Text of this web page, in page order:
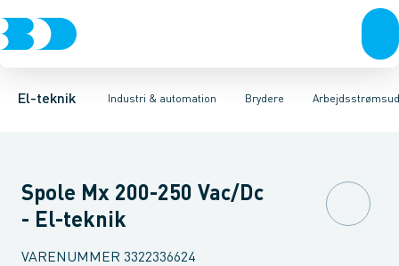
El-teknik Industri & automation
Afbrydere, stikkontakter & lampeudtagForgreningsmateriel
Brydere
Industristiksystemer Frekvensomformere og softstartere
Motorbetjening for effektafbryder Ombygningssæt til
Spole Mx 200-250 Vac/Dc
- El-teknik
VARENUMMER 3322336624